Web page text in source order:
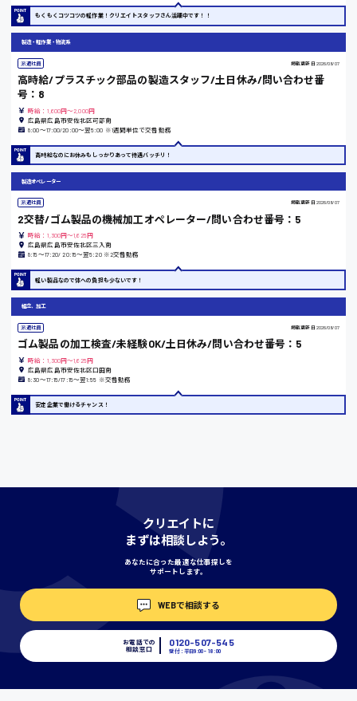
熊本県
東京都
愛知県
宮城県
神奈川県
もくもくコツコツの軽作業！クリエイトスタッフさん活躍中です！！
製造・軽作業・物流系
派遣社員 掲載更新日 2026/08/07
高時給/プラスチック部品の製造スタッフ/土日休み/問い合わせ番
号：8
時給：1,600円～2,000円
広島県広島市安佐北区可部南
8:00〜17:00/20:00〜翌5:00 ※1週間単位で交替勤務
高時給なのにお休みもしっかりあって待遇バッチリ！
製造オペレーター
派遣社員 掲載更新日 2026/08/07
2交替/ゴム製品の機械加工オペレーター/問い合わせ番号：5
時給：1,300円～1,625円
広島県広島市安佐北区三入南
8:15〜17:20/ 20:15〜翌5:20 ※2交替勤務
軽い製品なので体への負担も少ないです！
組立、加工
派遣社員 掲載更新日 2026/08/07
ゴム製品の加工検査/未経験OK/土日休み/問い合わせ番号：5
時給：1,300円～1,625円
広島県広島市安佐北区口田南
8:30〜17:15/17:15〜翌1:55 ※交替勤務
安定企業で働けるチャンス！
クリエイトに
まずは相談しよう。
あなたに合った最適な仕事探しを
サポートします。
WEBで相談する
お電話での
相談窓口
0120-507-545
受付：平日9:00 - 18:00